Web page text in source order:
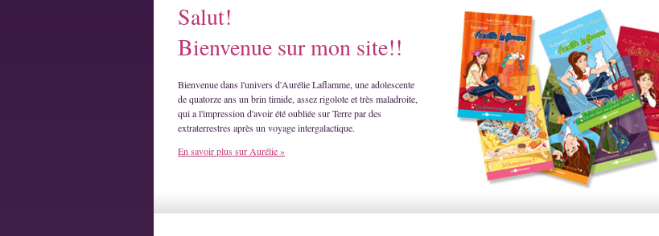
Salut!
Bienvenue sur mon site!!
Bienvenue dans l'univers d'Aurélie Laflamme, une adolescente
de quatorze ans un brin timide, assez rigolote et très maladroite,
qui a l'impression d'avoir été oubliée sur Terre par des
extraterrestres après un voyage intergalactique.
En savoir plus sur Aurélie »